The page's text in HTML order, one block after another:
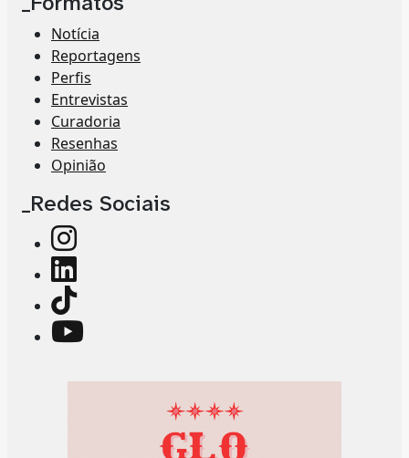
Notícia
Reportagens
Perfis
Entrevistas
Curadoria
Resenhas
Opinião
_Redes Sociais